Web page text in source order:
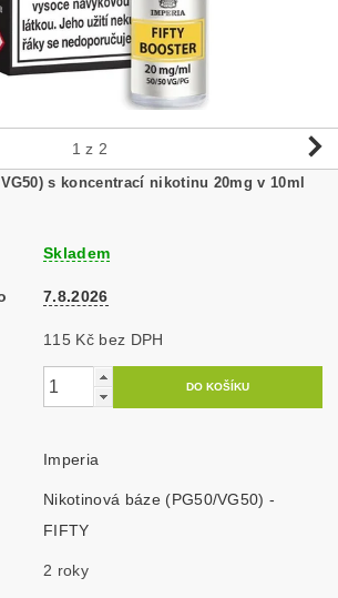
1 z 2
s koncentrací nikotinu 20mg v 10ml
Skladem
7.8.2026
115 Kč bez DPH
Imperia
Nikotinová báze (PG50/VG50) -
FIFTY
2 roky